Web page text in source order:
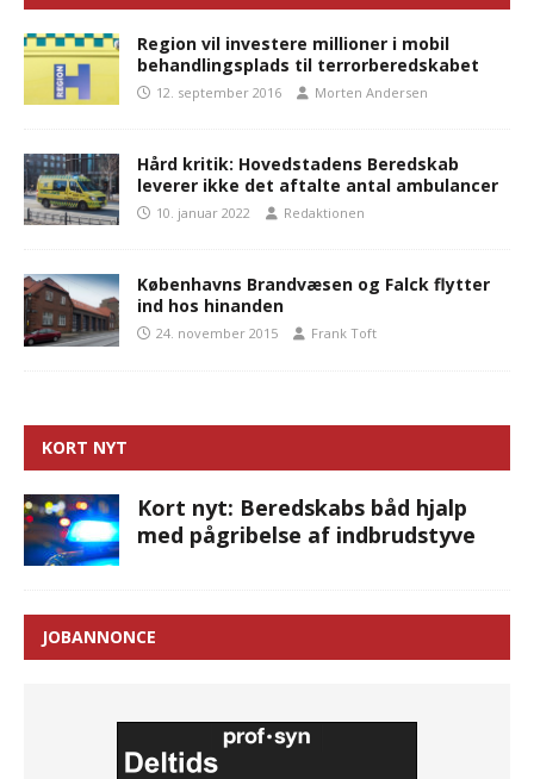
Region vil investere millioner i mobil
behandlingsplads til terrorberedskabet
12. september 2016 Morten Andersen
Hård kritik: Hovedstadens Beredskab
leverer ikke det aftalte antal ambulancer
10. januar 2022 Redaktionen
Københavns Brandvæsen og Falck flytter
ind hos hinanden
24. november 2015 Frank Toft
KORT NYT
Kort nyt: Beredskabs båd hjalp
med pågribelse af indbrudstyve
JOBANNONCE